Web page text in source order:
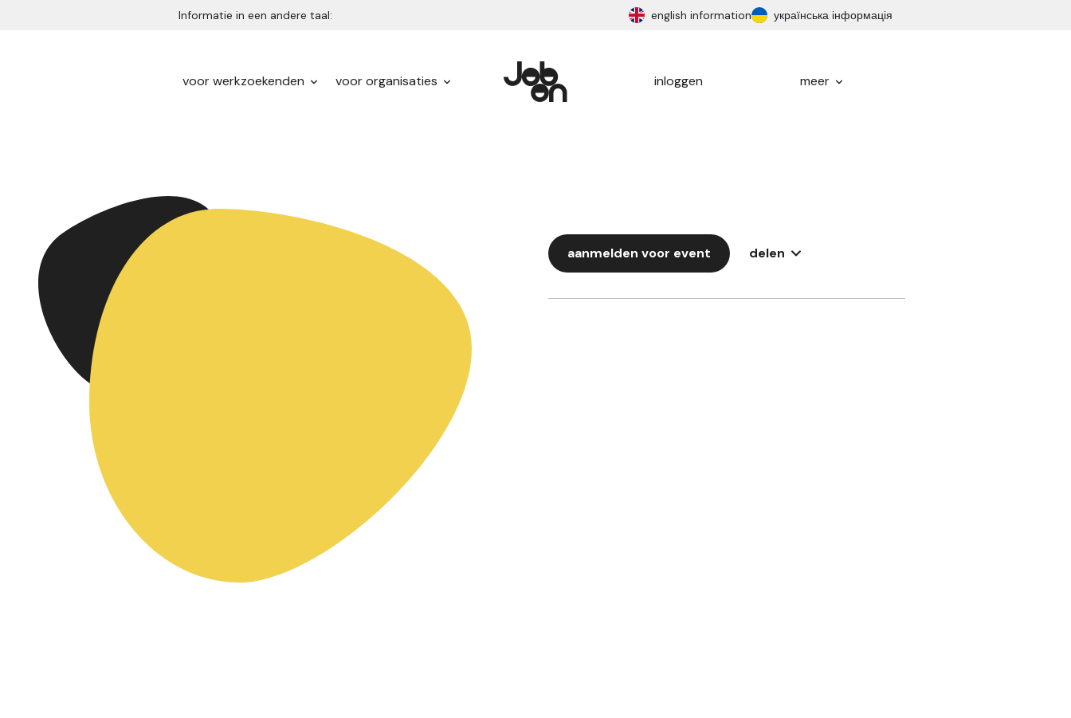
Informatie in een andere taal: english information українська інформація
voor werkzoekenden voor organisaties inloggen meer
aanmelden voor event delen